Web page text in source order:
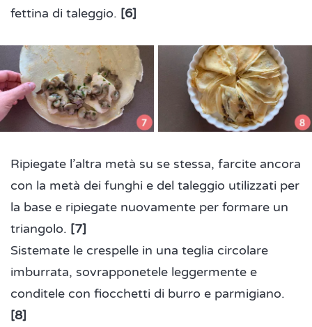
fettina di taleggio. [6]
Ripiegate l’altra metà su se stessa, farcite ancora
con la metà dei funghi e del taleggio utilizzati per
la base e ripiegate nuovamente per formare un
triangolo. [7]
Sistemate le crespelle in una teglia circolare
imburrata, sovrapponetele leggermente e
conditele con fiocchetti di burro e parmigiano.
[8]